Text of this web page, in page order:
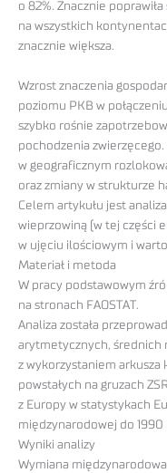
o 82%. Znacznie
na wszystkich
znacznie większa.
Wzrost znaczenia
poziomu PKB w
szybko rośnie
pochodzenia
w geograficznym
oraz zmiany w strukturze
Celem artykułu jest
wieprzowiną (w tej części
w ujęciu ilościowym i
Materiał i metoda
W pracy podstawowym
na stronach FAOSTAT.
Analiza została
arytmetycznych, średnich
z wykorzystaniem arkusza
powstałych na gruzach
z Europy w statystykach
międzynarodowej do
Wyniki analizy
Wymiana